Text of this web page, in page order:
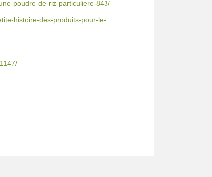
poudre-de-riz-particuliere-843/
histoire-des-produits-pour-le-